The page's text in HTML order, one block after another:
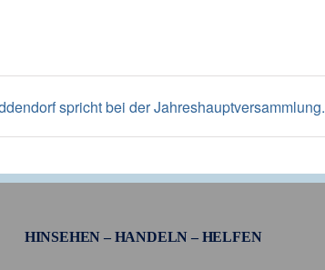
spricht bei der Jahreshauptversammlung.
HINSEHEN – HANDELN – HELFEN